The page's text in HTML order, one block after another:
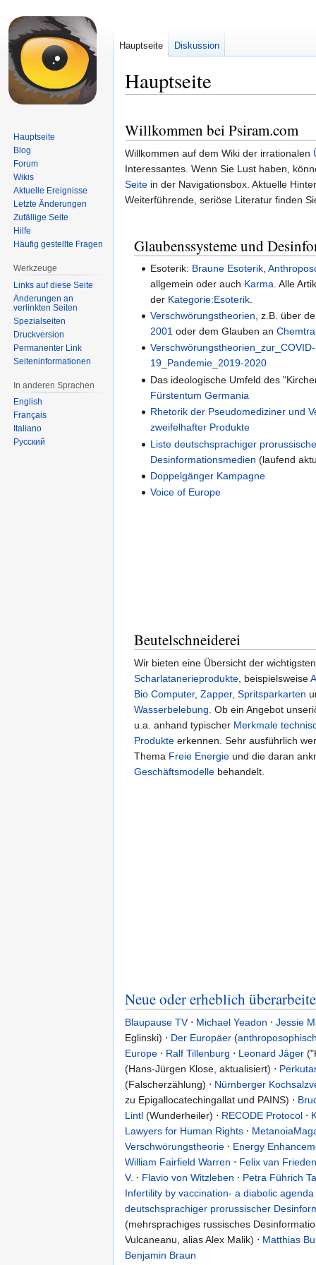
Hauptseite
Navigation
springen
Suche
springen
Willkommen bei Psiram.com
Willkommen auf dem Wiki der irrationalen
Interessantes. Wenn Sie Lust haben,
Seite in der Navigationsbox. Aktuelle
Weiterführende, seriöse Literatur finden
Glaubenssysteme und
Esoterik: Braune Esoterik,
allgemein oder auch Karma . Alle
der Kategorie:Esoterik.
Verschwörungstheorien , z.B. über
2001 oder dem Glauben an
Verschwörungstheorien_zur_COVID-
19_Pandemie_2019-2020
Das ideologische Umfeld des
Fürstentum Germania
Rhetorik der Pseudomediziner und
zweifelhafter Produkte
Liste deutschsprachiger
Desinformationsmedien (laufend
Doppelgänger Kampagne
Voice of Europe
Beutelschneiderei
Wir bieten eine Übersicht der wichtigsten
Scharlatanerieprodukte, beispielsweise
Bio Computer,Zapper,Spritsparkarten
Wasserbelebung. Ob ein Angebot
u.a. anhand typischer Merkmale
Produkte erkennen. Sehr ausführlich
Thema Freie Energie und die daran
Geschäftsmodelle behandelt.
Neue oder erheblich
Blaupause TV⋅ Michael Yeadon ⋅ Jessie
Eglinski) ⋅ Der Europäer (
Europe ⋅ Ralf Tillenburg ⋅ Leonard Jäger
(Hans-Jürgen Klose, aktualisiert) ⋅
(Falscherzählung) ⋅ Nürnberger
zu Epigallocatechingallat und PAINS) ⋅
Lintl (Wunderheiler) ⋅ RECODE Protocol ⋅
Lawyers for Human Rights ⋅
Verschwörungstheorie ⋅ Energy
William Fairfield Warren ⋅ Felix van Frieden
V. ⋅ Flavio von Witzleben ⋅ Petra Führich
Infertility by vaccination- a diabolic agenda
deutschsprachiger prorussischer
(mehrsprachiges russisches
Vulcaneanu, alias Alex Malik) ⋅ Matthias
Benjamin Braun
Hauptseite Diskussion
Hauptseite
Blog
Forum
Wikis
Aktuelle Ereignisse
Letzte Änderungen
Zufällige Seite
Hilfe
Häufig gestellte Fragen
Werkzeuge
Links auf diese Seite
Änderungen an
verlinkten Seiten
Spezialseiten
Druckversion
Permanenter Link
Seiten­informationen
In anderen Sprachen
English
Français
Italiano
Русский